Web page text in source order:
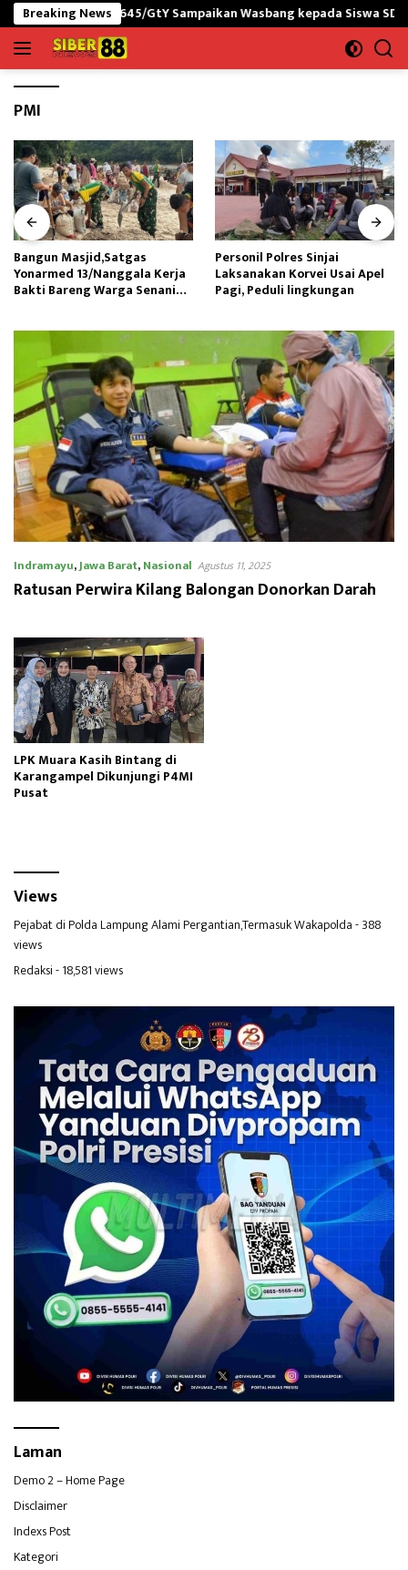
Langsung
ke
konten
Breaking News
PNG yonif 645/GtY Sampaikan Wasbang kepada Siswa SDN
PMI
Bangun Masjid,Satgas
Yonarmed 13/Nanggala Kerja
Bakti Bareng Warga Senaning
Personil Polres Sinjai
Laksanakan Korvei Usai Apel
Pagi, Peduli lingkungan
Indramayu,Jawa Barat,Nasional Agustus 11, 2025
Ratusan Perwira Kilang Balongan Donorkan Darah
LPK Muara Kasih Bintang di
Karangampel Dikunjungi P4MI
Pusat
Views
Pejabat di Polda Lampung Alami Pergantian,Termasuk Wakapolda- 388
views
Redaksi- 18,581 views
Laman
Demo 2 – Home Page
Disclaimer
Indexs Post
Kategori